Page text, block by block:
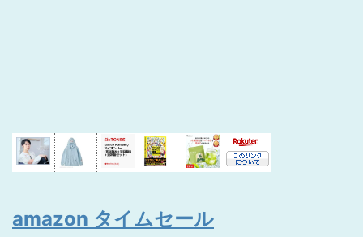
amazon タイムセール